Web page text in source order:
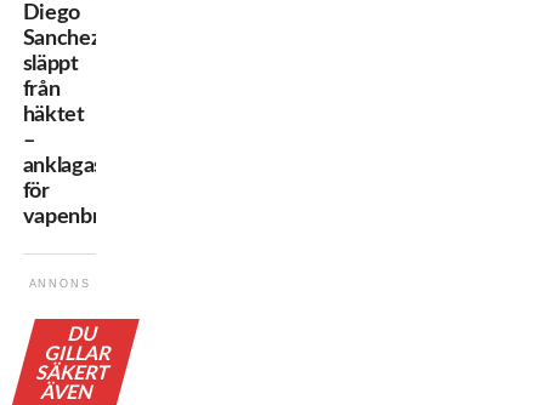
Diego
Sanchez
släppt
från
häktet
–
anklagas
för
vapenbrott
ANNONS
DU
GILLAR
SÄKERT
ÄVEN